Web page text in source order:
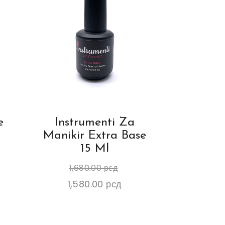
Instrumenti Za
Manikir Extra Base
15 Ml
1,680.00рсд
1,580.00 рсд